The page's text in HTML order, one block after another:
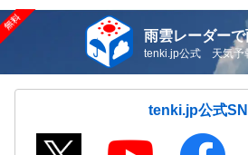
雨雲レーダーで
tenki.jp公式 天気予
tenki.jp公式